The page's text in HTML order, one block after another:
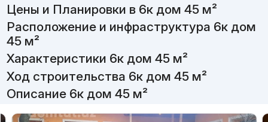
Цены и Планировки в 6к дом 45 м²
Расположение и инфраструктура 6к дом
45 м²
Характеристики 6к дом 45 м²
Ход строительства 6к дом 45 м²
Описание 6к дом 45 м²